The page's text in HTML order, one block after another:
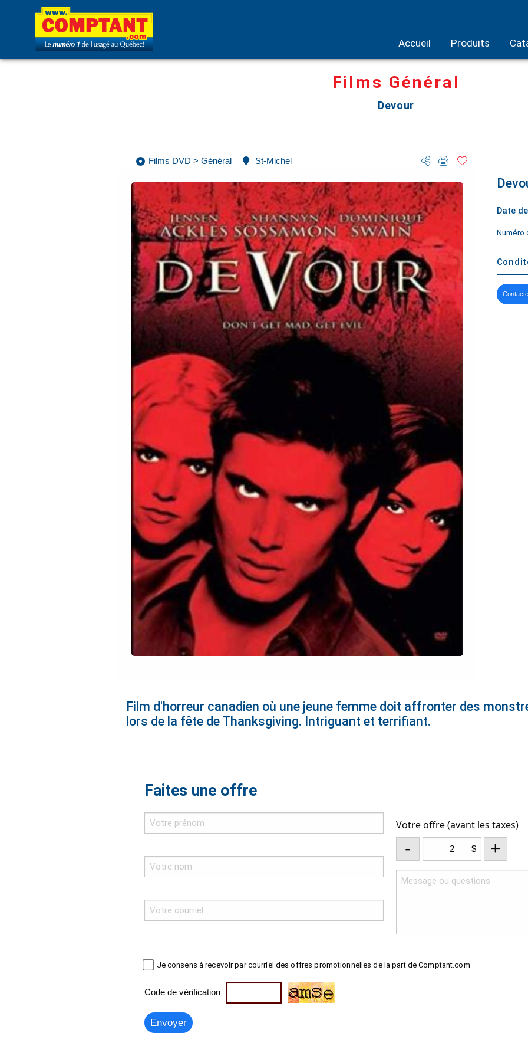
Accueil Produits
Films Général
Devour
Films DVD > Général St-Michel
Date
Numéro
Film d'horreur canadien où une jeune femme doit affronter des
lors de la fête de Thanksgiving. Intriguant et terrifiant.
Faites une offre
Votre offre (avant les taxes)
- $ +
Je consens à recevoir par courriel des offres promotionnelles de la part de Comptant.com
Code de vérification